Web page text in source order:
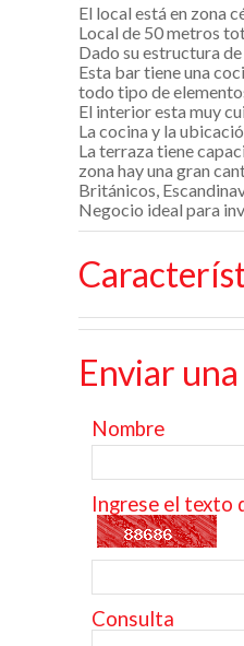
El local está en zona
Local de 50 metros
Dado su estructura
Esta bar tiene una
todo tipo de
El interior esta muy
La cocina y la
La terraza tiene
zona hay una gran
Británicos,
Negocio ideal para
Enviar
Nombre
Ingrese el texto
Consulta